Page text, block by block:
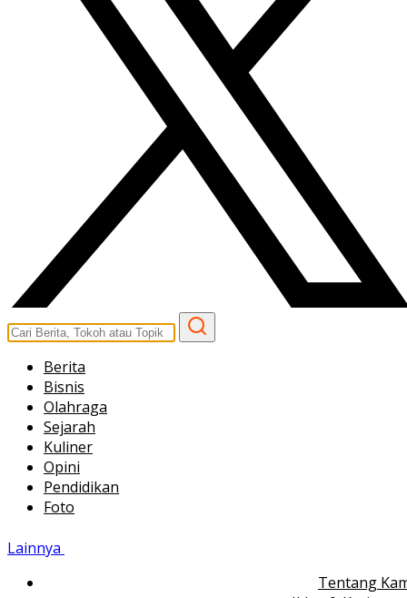
Berita
Bisnis
Olahraga
Sejarah
Kuliner
Opini
Pendidikan
Foto
Lainnya
Tentang